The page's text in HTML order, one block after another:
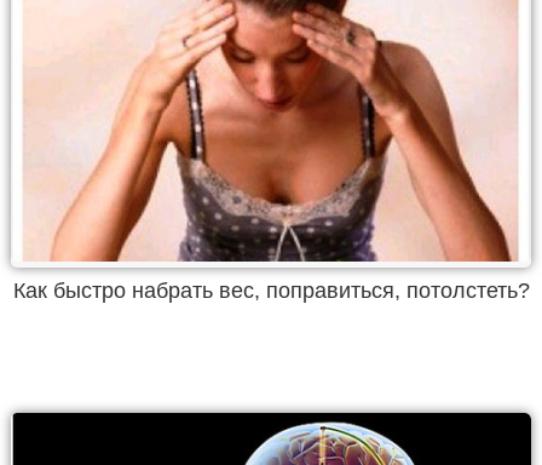
Как быстро набрать вес, поправиться, потолстеть?